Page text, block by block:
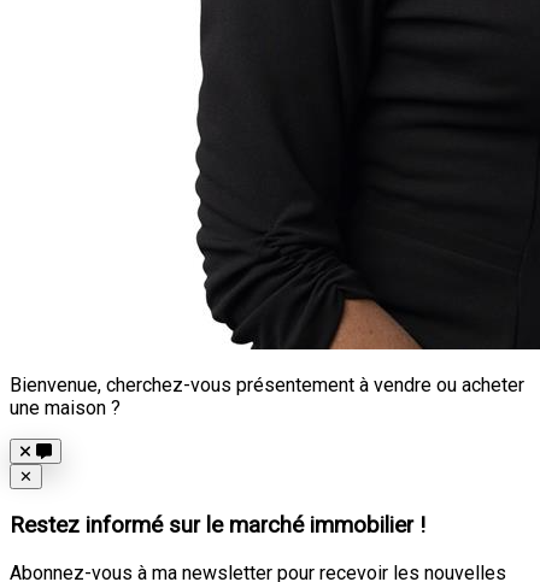
Bienvenue, cherchez-vous présentement à vendre ou acheter
une maison ?
Close
✕
Restez informé sur le marché immobilier !
Abonnez-vous à ma newsletter pour recevoir les nouvelles